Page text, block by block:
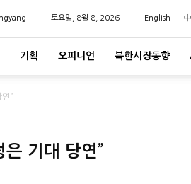
토요일, 8월 8, 2026 English
기획 오피니언 북한시장동향
”
기대 당연”